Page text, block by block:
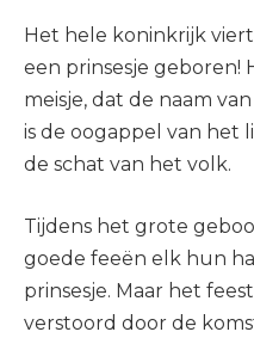
Het hele koninkrijk
een prinsesje
meisje, dat de naam
is de oogappel van het
de schat van het volk.
Tijdens het grote
goede feeën elk hun
prinsesje. Maar het
verstoord door de